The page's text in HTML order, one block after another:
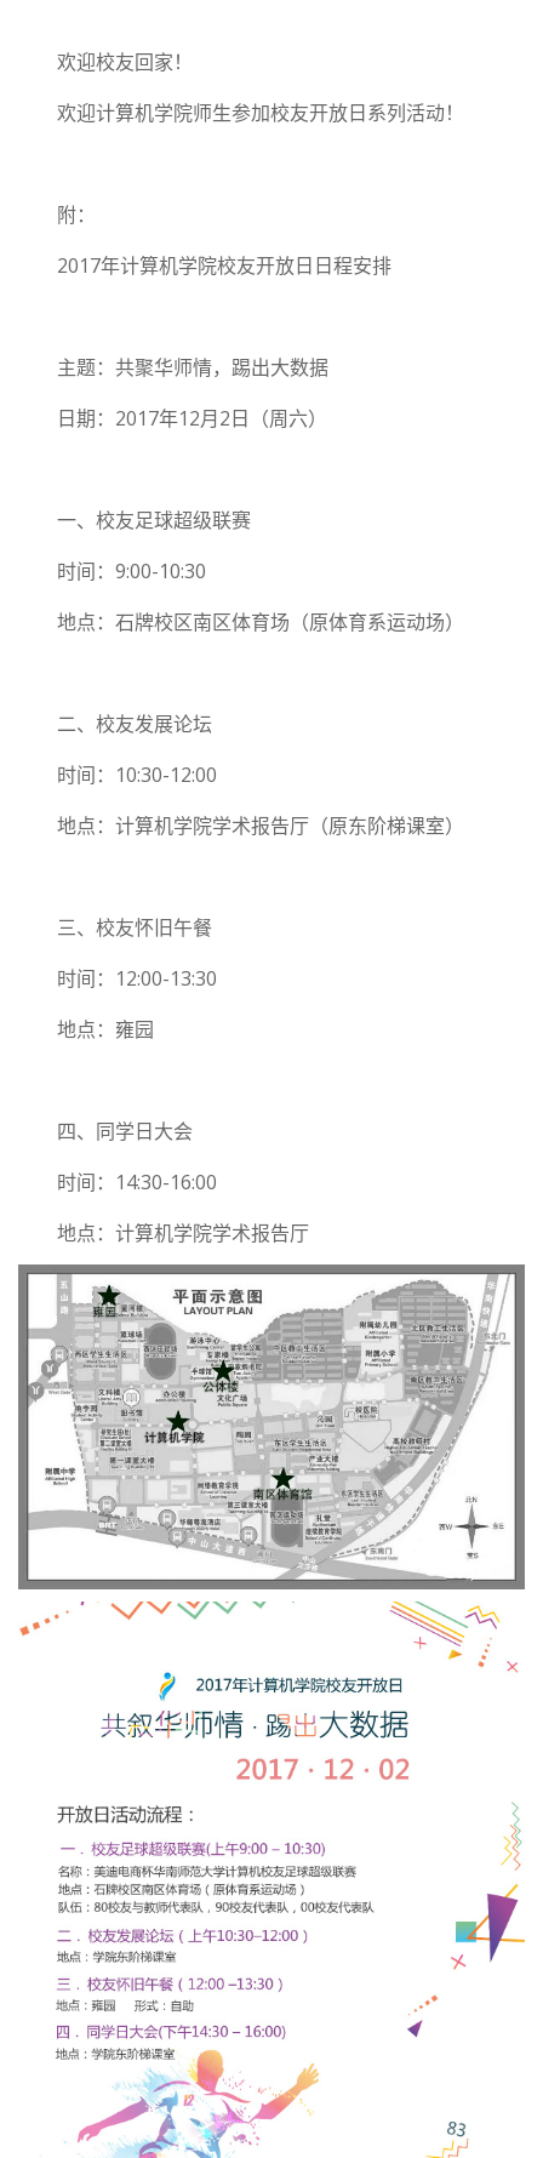
欢迎校友回家！
欢迎计算机学院师生参加校友开放日系列活动！
附：
2017年计算机学院校友开放日日程安排
主题：共聚华师情，踢出大数据
日期：2017年12月2日（周六）
一、校友足球超级联赛
时间：9:00-10:30
地点：石牌校区南区体育场（原体育系运动场）
二、校友发展论坛
时间：10:30-12:00
地点：计算机学院学术报告厅（原东阶梯课室）
三、校友怀旧午餐
时间：12:00-13:30
地点：雍园
四、同学日大会
时间：14:30-16:00
地点：计算机学院学术报告厅